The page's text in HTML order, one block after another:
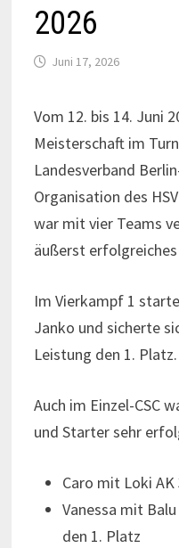
2026
Juni 17, 2026
Vom 12. bis 14. Juni
Meisterschaft im
Landesverband
Organisation des
war mit vier Teams
äußerst
Im Vierkampf 1
Janko und sicherte
Leistung den 1. Platz.
Auch im Einzel-CSC
und Starter sehr
Caro mit Loki
Vanessa mit
den 1. Platz